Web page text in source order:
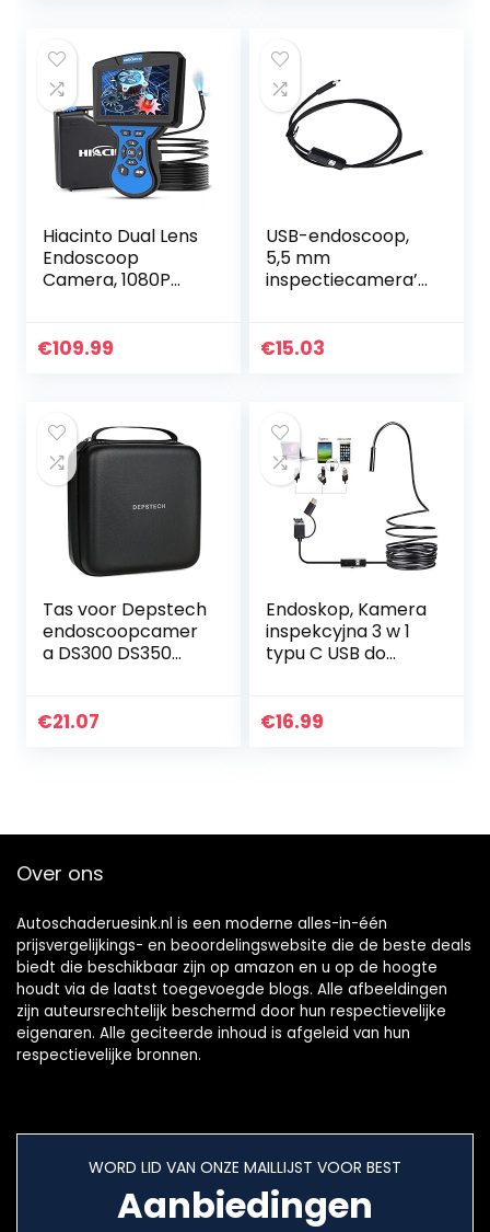
Hiacinto Dual Lens
Endoscoop
Camera, 1080P
met 5mm Ultra
€109.99
USB-endoscoop,
5,5 mm
inspectiecamera’s
€15.03
Tas voor Depstech
endoscoopcamer
a DS300 DS350
inspectiecamera,
€21.07
Endoskop, Kamera
inspekcyjna 3 w 1
typu C USB do
endoskopowych,
€16.99
Over ons
Autoschaderuesink.nl is een moderne alles-in-één
prijsvergelijkings- en beoordelingswebsite die de beste deals
biedt die beschikbaar zijn op amazon en u op de hoogte
houdt via de laatst toegevoegde blogs. Alle afbeeldingen
zijn auteursrechtelijk beschermd door hun respectievelijke
eigenaren. Alle geciteerde inhoud is afgeleid van hun
respectievelijke bronnen.
WORD LID VAN ONZE MAILLIJST VOOR BEST
Aanbiedingen